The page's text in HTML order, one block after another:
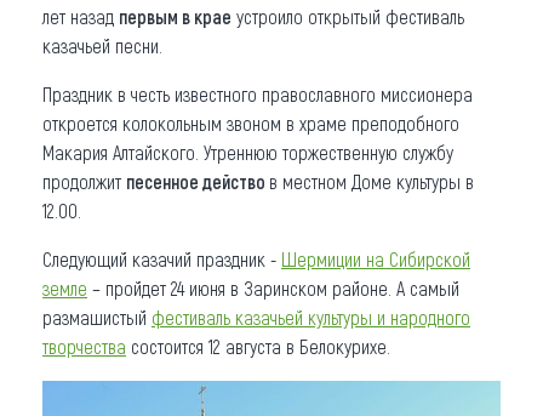
лет назад первым в крае устроило открытый фестиваль
казачьей песни.
Праздник в честь известного православного миссионера
откроется колокольным звоном в храме преподобного
Макария Алтайского. Утреннюю торжественную службу
продолжит песенное действо в местном Доме культуры в
12.00.
Следующий казачий праздник - Шермиции на Сибирской
земле – пройдет 24 июня в Заринском районе. А самый
размашистый фестиваль казачьей культуры и народного
творчества состоится 12 августа в Белокурихе.